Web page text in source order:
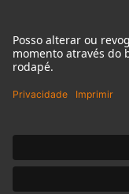
Imprint
Privacy policy
Terms of Use